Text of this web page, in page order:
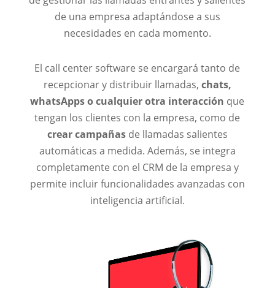
de una empresa adaptándose a sus
necesidades en cada momento.
El call center software se encargará tanto de
recepcionar y distribuir llamadas, chats,
whatsApps o cualquier otra interacción que
tengan los clientes con la empresa, como de
crear campañasde llamadas salientes
automáticas a medida. Además, se integra
completamente con el CRM de la empresa y
permite incluir funcionalidades avanzadas con
inteligencia artificial.